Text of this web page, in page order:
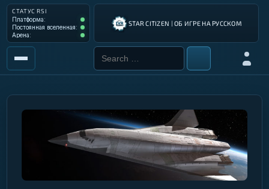
СТАТУС RSI
Платформа:
Платформа: Operational
Постоянная вселенная:
Постоянная вселенная: Operational
Арена:
Арена: Operational
STAR CITIZEN | ОБ ИГРЕ НА РУССКОМ
Search for:
Войти
ИНСТРУМЕНТЫ
РАЗРАБОТКА ИГРЫ